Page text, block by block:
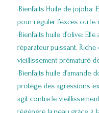
•Bienfaits Huile de jojoba:
pour réguler l’excès ou le
•Bienfaits huile d’olive:
réparateur puissant.
vieillissement prématuré
•Bienfaits huile d’amande
protège des agressions
agit contre le